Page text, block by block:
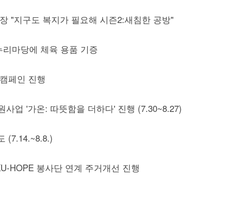
"지구도 복지가 필요해 시즌2:새침한 공방"
마당에 체육 용품 기증
페인 진행
사업 '가온: 따뜻함을 더하다' 진행 (7.30~8.27)
(7.14.~8.8.)
HOPE 봉사단 연계 주거개선 진행